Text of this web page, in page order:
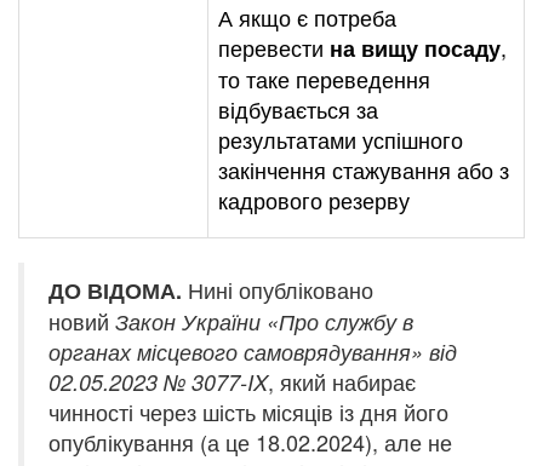
А якщо є потреба
перевести на вищу посаду,
то таке переведення
відбувається за
результатами успішного
закінчення стажування або з
кадрового резерву
ДО ВІДОМА. Нині опубліковано
новий Закон України «Про службу в
органах місцевого самоврядування» від
02.05.2023 № 3077-IX, який набирає
чинності через шість місяців із дня його
опублікування (а це 18.02.2024), але не